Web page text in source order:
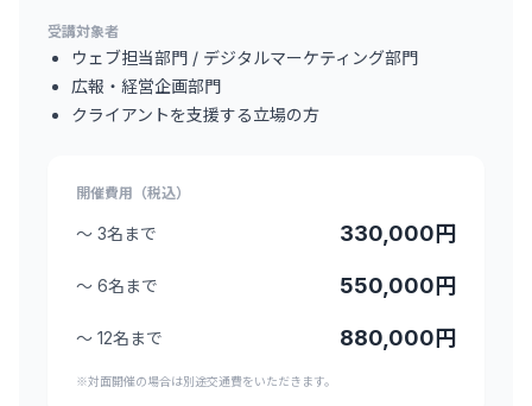
受講対象者
ウェブ担当部門 / デジタルマーケティング部門
広報・経営企画部門
クライアントを支援する立場の方
開催費用（税込）
〜 3名まで 330,000円
〜 6名まで 550,000円
〜 12名まで 880,000円
※対面開催の場合は別途交通費をいただきます。